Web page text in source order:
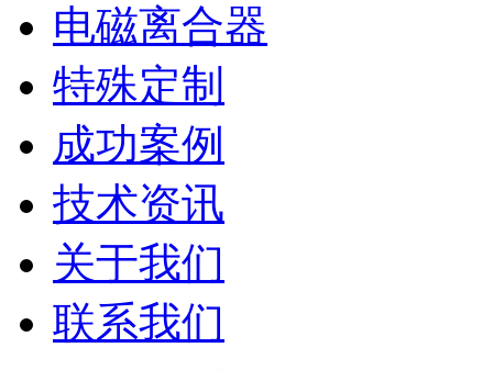
电磁离合器
特殊定制
成功案例
技术资讯
关于我们
联系我们